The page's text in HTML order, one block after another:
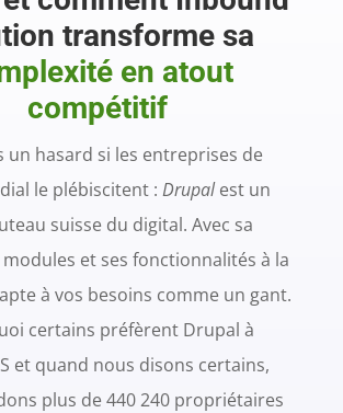
transforme sa
en atout
compétitif
un hasard si les entreprises de
le plébiscitent : Drupalest un
suisse du digital. Avec sa
et ses fonctionnalités à la
à vos besoins comme un gant.
certains préfèrent Drupal à
et quand nous disons certains,
plus de 440 240 propriétaires